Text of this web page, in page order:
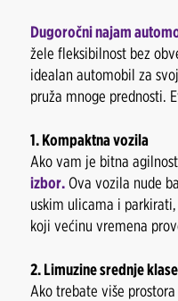
Dugoročni najam
žele fleksibilnost bez
idealan automobil za
pruža mnoge prednosti.
1. Kompaktna vozila
Ako vam je bitna
izbor.Ova vozila nude
uskim ulicama i
koji većinu vremena
2. Limuzine srednje klase
Ako trebate više